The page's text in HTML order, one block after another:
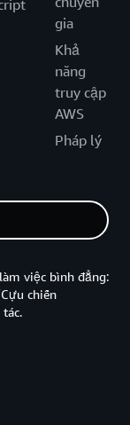
gia
Khả
năng
truy cập
AWS
Pháp lý
việc bình đẳng:
chiến